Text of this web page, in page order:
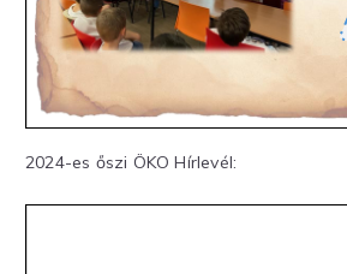
2024-es őszi ÖKO Hírlevél: